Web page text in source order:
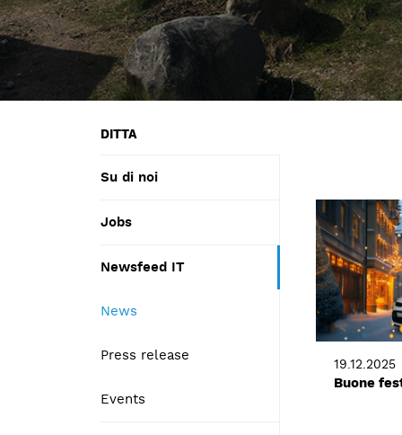
DITTA
Su di noi
Jobs
Newsfeed IT
News
Press release
Events
19.12.2025
Buone